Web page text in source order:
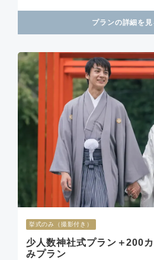
プランの詳細を見
挙式のみ（撮影付き）
少人数神社式プラン＋200
みプラン